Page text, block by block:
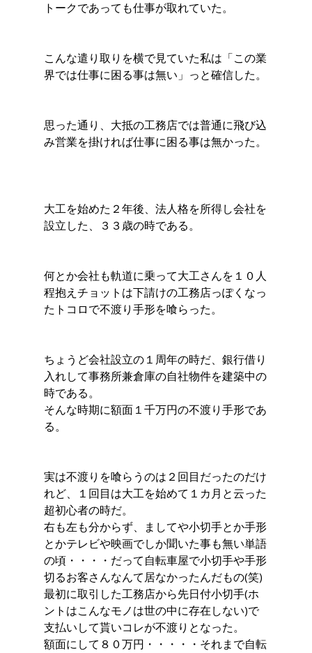
トークであっても仕事が取れていた。
こんな遣り取りを横で見ていた私は「この業
界では仕事に困る事は無い」っと確信した。
思った通り、大抵の工務店では普通に飛び込
み営業を掛ければ仕事に困る事は無かった。
大工を始めた２年後、法人格を所得し会社を
設立した、３３歳の時である。
何とか会社も軌道に乗って大工さんを１０人
程抱えチョットは下請けの工務店っぽくなっ
たトコロで不渡り手形を喰らった。
ちょうど会社設立の１周年の時だ、銀行借り
入れして事務所兼倉庫の自社物件を建築中の
時である。
そんな時期に額面１千万円の不渡り手形であ
る。
実は不渡りを喰らうのは２回目だったのだけ
れど、１回目は大工を始めて１カ月と云った
超初心者の時だ。
右も左も分からず、ましてや小切手とか手形
とかテレビや映画でしか聞いた事も無い単語
の頃・・・・だって自転車屋で小切手や手形
切るお客さんなんて居なかったんだもの(笑)
最初に取引した工務店から先日付小切手(ホ
ントはこんなモノは世の中に存在しない)で
支払いして貰いコレが不渡りとなった。
額面にして８０万円・・・・・それまで自転